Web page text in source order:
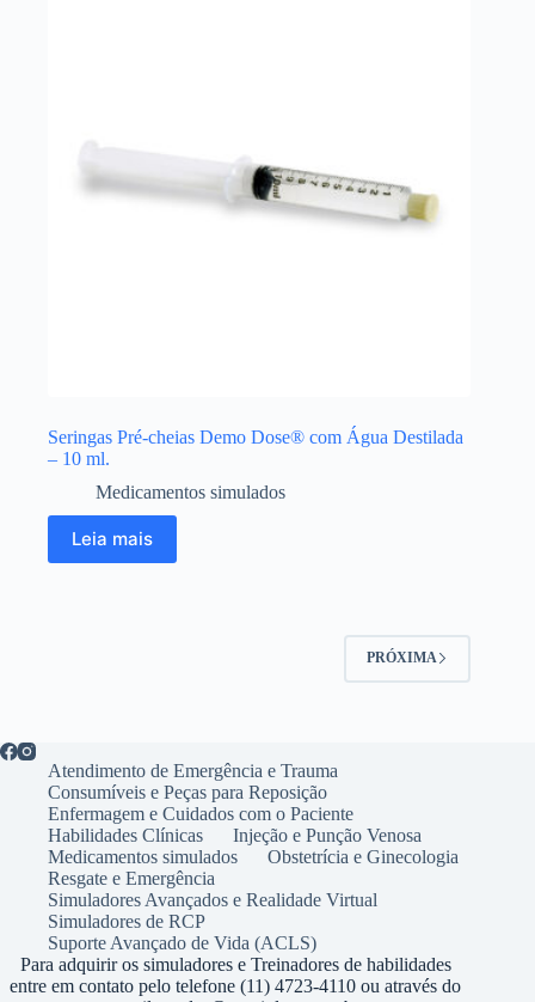
Seringas Pré-cheias Demo Dose® com Água Destilada
– 10 ml.
Medicamentos simulados
Leia mais
PRÓXIMA
Atendimento de Emergência e Trauma
Consumíveis e Peças para Reposição
Enfermagem e Cuidados com o Paciente
Habilidades Clínicas
Injeção e Punção Venosa
Medicamentos simulados
Obstetrícia e Ginecologia
Resgate e Emergência
Simuladores Avançados e Realidade Virtual
Simuladores de RCP
Suporte Avançado de Vida (ACLS)
Para adquirir os simuladores e Treinadores de habilidades
entre em contato pelo telefone (11) 4723-4110 ou através do